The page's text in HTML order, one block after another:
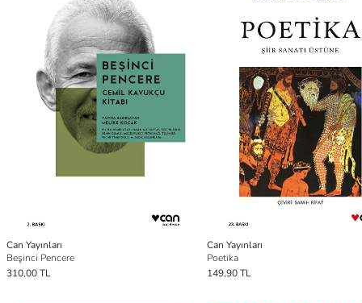
Can Yayınları
Beşinci Pencere
310,00 TL
Can Yayınları
Poetika
149,90 TL